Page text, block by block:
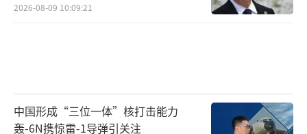
2026-08-09 10:09:21
中国形成“三位一体”核打击能力
轰-6N携惊雷-1导弹引关注